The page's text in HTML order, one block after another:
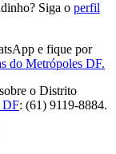
Siga o perfil
e fique por
do Metrópoles DF.
o Distrito
DF: (61) 9119-8884.